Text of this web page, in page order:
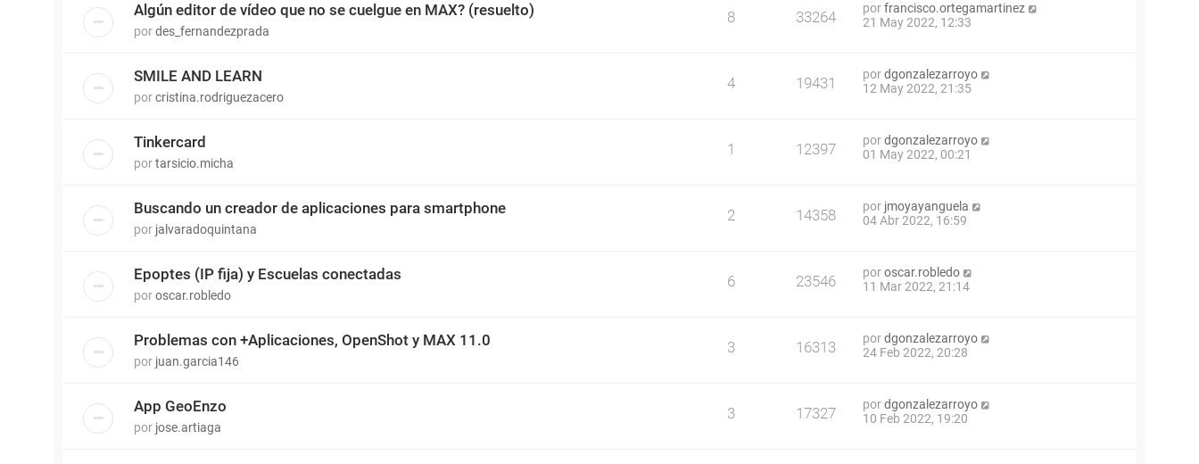
Algún editor de vídeo que no se cuelgue en MAX? (resuelto)
pordes_fernandezprada
8 33264 porfrancisco.ortegamartinez
21 May 2022, 12:33
SMILE AND LEARN
porcristina.rodriguezacero
4 19431 pordgonzalezarroyo
12 May 2022, 21:35
Tinkercard
portarsicio.micha
1 12397 pordgonzalezarroyo
01 May 2022, 00:21
Buscando un creador de aplicaciones para smartphone
por jalvaradoquintana
2 14358 por jmoyayanguela
04 Abr 2022, 16:59
Epoptes (IP fija) y Escuelas conectadas
poroscar.robledo
6 23546 poroscar.robledo
11 Mar 2022, 21:14
Problemas con +Aplicaciones, OpenShot y MAX 11.0
por juan.garcia146
3 16313 pordgonzalezarroyo
24 Feb 2022, 20:28
App GeoEnzo
por jose.artiaga
3 17327 pordgonzalezarroyo
10 Feb 2022, 19:20